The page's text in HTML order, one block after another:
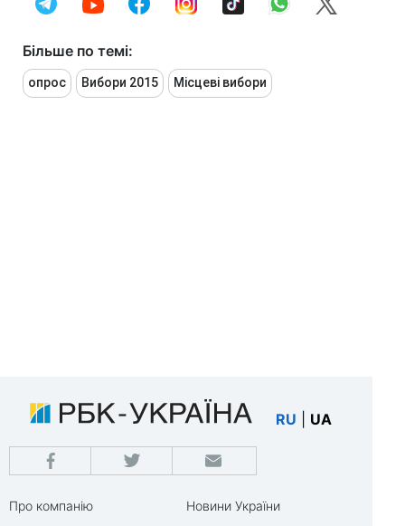
Більше по темі:
опрос Вибори 2015 Місцеві вибори
RU UA
Про компанію
Новини України